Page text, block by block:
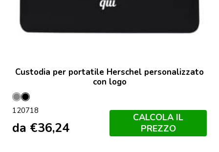
Custodia per portatile Herschel personalizzato
con logo
Grigio
Melange
Nero
120718
da €36,24
CALCOLA IL
PREZZO